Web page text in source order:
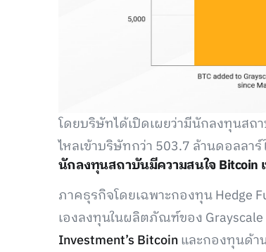
โดยบริษัทได้เปิดเผยว่ามีนักลงทุนสถ
ไหลเข้าบริษัทกว่า 503.7 ล้านดอลลา
นักลงทุนสถาบันมีความสนใจ Bitcoin
ภาคธุรกิจโดยเฉพาะกองทุน Hedge
เองลงทุนในผลิตภัณฑ์ของ
Investment’s Bitcoinและกองทุนด้า